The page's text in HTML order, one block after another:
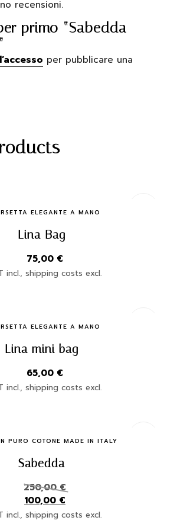
recensioni.
primo “Sabedda
per pubblicare una
Quick Buy
ELEGANTE A MANO
Lina Bag
75,00 €
incl., shipping costs excl.
Quick Buy
ELEGANTE A MANO
Lina mini bag
65,00 €
incl., shipping costs excl.
Quick Buy
PURO COTONE MADE IN ITALY
Sabedda
250,00€
100,00 €
incl., shipping costs excl.